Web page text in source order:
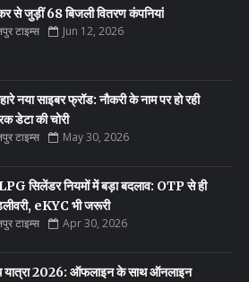
से जुड़ीं 68 बिजली वितरण कंपनियां
टाइम्स Jun 12, 2026
नया साइबर फ्रॉड: नौकरी के नाम पर हो रही
डेटा की चोरी
टाइम्स May 30, 2026
सिलेंडर नियमों में बड़ा बदलाव: OTP से ही
eKYC भी जरूरी
टाइम्स Apr 30, 2026
यात्रा 2026: ऑफलाइन के साथ ऑनलाइन